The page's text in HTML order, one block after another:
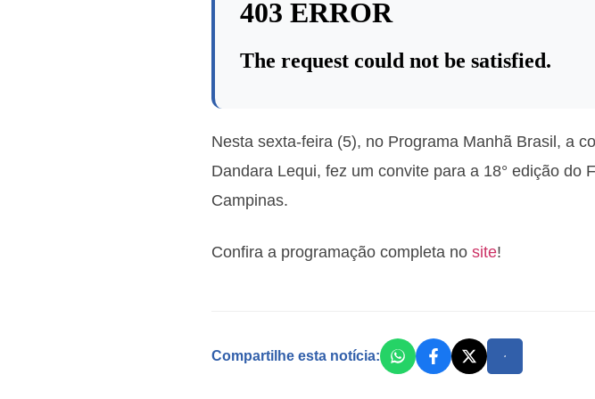
Nesta sexta-feira (5), no Programa Manhã Brasil, a
Dandara Lequi, fez um convite para a 18° edição do
Campinas.
Confira a programação completa no site!
Compartilhe esta notícia: